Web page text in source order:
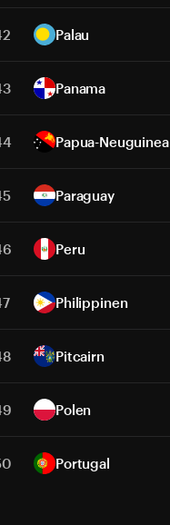
Palau
Panama
Papua-Neuguinea
Paraguay
Peru
Philippinen
Pitcairn
Polen
Portugal